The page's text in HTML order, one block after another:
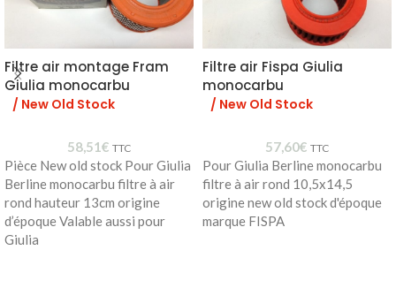
Filtre air montage Fram
Giulia monocarbu
/ New Old Stock
58,51€ TTC
Pièce New old stock Pour Giulia
Berline monocarbu filtre à air
rond hauteur 13cm origine
d’époque Valable aussi pour
Giulia
Filtre air Fispa Giulia
monocarbu
/ New Old Stock
57,60€ TTC
Pour Giulia Berline monocarbu
filtre à air rond 10,5x14,5
origine new old stock d'époque
marque FISPA